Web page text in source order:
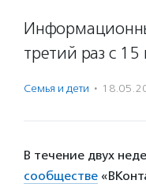
третий раз с
Семья и дети ·
В течение двух
сообществе